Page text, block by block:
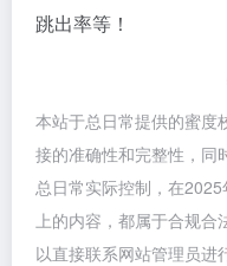
跳出率等！
本站于总日常提供的蜜度
接的准确性和完整性，同
总日常实际控制，在
上的内容，都属于合规
以直接联系网站管理员进